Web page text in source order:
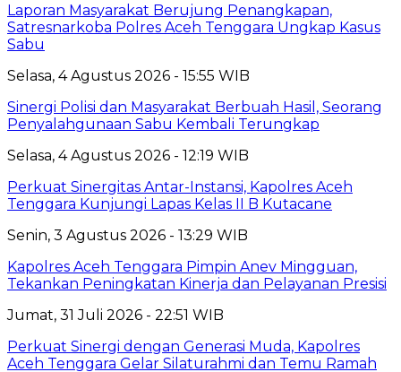
Laporan Masyarakat Berujung Penangkapan,
Satresnarkoba Polres Aceh Tenggara Ungkap Kasus
Sabu
Selasa, 4 Agustus 2026 - 15:55 WIB
Sinergi Polisi dan Masyarakat Berbuah Hasil, Seorang
Penyalahgunaan Sabu Kembali Terungkap
Selasa, 4 Agustus 2026 - 12:19 WIB
Perkuat Sinergitas Antar-Instansi, Kapolres Aceh
Tenggara Kunjungi Lapas Kelas II B Kutacane
Senin, 3 Agustus 2026 - 13:29 WIB
Kapolres Aceh Tenggara Pimpin Anev Mingguan,
Tekankan Peningkatan Kinerja dan Pelayanan Presisi
Jumat, 31 Juli 2026 - 22:51 WIB
Perkuat Sinergi dengan Generasi Muda, Kapolres
Aceh Tenggara Gelar Silaturahmi dan Temu Ramah